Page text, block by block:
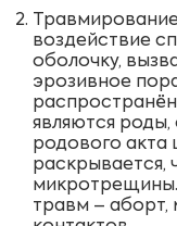
воздействие
оболочку,
эрозивное
являются
родового акта
раскрывается,
микротрещины.
травм – аборт,